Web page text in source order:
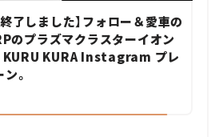
了しました】フォロー＆愛車の
のプラズマクラスターイオン
KURU KURA Instagram プレ
。